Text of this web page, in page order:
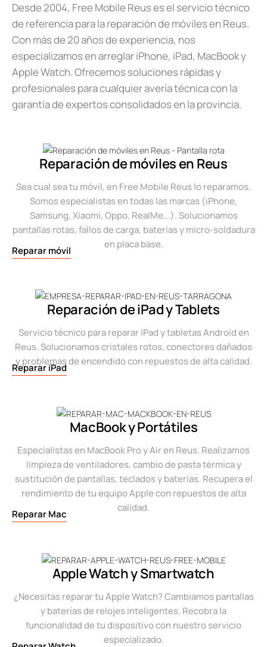
Desde 2004, Free Mobile Reus es el servicio técnico
de referencia para la reparación de móviles en Reus.
Con más de 20 años de experiencia, nos
especializamos en arreglar iPhone, iPad, MacBook y
Apple Watch. Ofrecemos soluciones rápidas y
profesionales para cualquier avería técnica con la
garantía de expertos consolidados en la provincia.
Reparación de móviles en Reus
Sea cual sea tu móvil, en Free Mobile Reus lo reparamos.
Somos especialistas en todas las marcas (iPhone,
Samsung, Xiaomi, Oppo, RealMe...). Solucionamos
pantallas rotas, fallos de carga, baterías y micro-soldadura
en placa base.
Reparar móvil
Reparación de iPad y Tablets
Servicio técnico para reparar iPad y tabletas Android en
Reus. Solucionamos cristales rotos, conectores dañados
y problemas de encendido con repuestos de alta calidad.
Reparar iPad
MacBook y Portátiles
Especialistas en MacBook Pro y Air en Reus. Realizamos
limpieza de ventiladores, cambio de pasta térmica y
sustitución de pantallas, teclados y baterías. Recupera el
rendimiento de tu equipo Apple con repuestos de alta
calidad.
Reparar Mac
Apple Watch y Smartwatch
¿Necesitas reparar tu Apple Watch? Cambiamos pantallas
y baterías de relojes inteligentes. Recobra la
funcionalidad de tu dispositivo con nuestro servicio
especializado.